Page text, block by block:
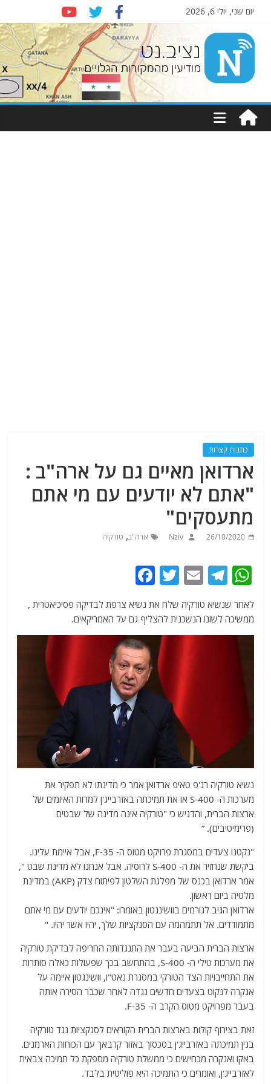
יום שני, יולי 6, 2026
Nziv.net
מודיעין
מהמקורות
כתבות קצרות
ארדואן מאיים גם על ארה"ב :
"אתם לא יודעים עם מי אתם
מתעסקים"
26/10/2020
Nziv ארה"ב, טורקיה
W
at
s
T
e
g
E
m
ai
l
T
itt
er
c
e
b
o
o
k
לאחר שנשיא טורקיה שלח את נשיא צרפת לבדיקה פסיכיאטרית ,
ממשיכה לשונו הנשכנית להצליף גם על האמריקאים.
נשיא טורקיה רג'פ טאיפ ארדואן אמר כי מדינתו לא תפקיר את
מערכות ה- S-400 או את תמיכתה באזרבייג'ן למרות האיומים של
ארצות הברית, והדגיש כי "טורקיה אינה מדינה של שבטים
(פרימיטיבים). ”
"נקטנו צעדים במסגרת פרויקט מטוס ה- F-35, אבל איימת עלינו.
ביקשת שנחזיר את ה- S-400 לרוסיה. אבל אנחנו לא מדינת שבט ",
אמר ארדואן בכנס של מפלגת השלטון לפיתוח צדק (AKP) במדינת
מלטיה ביום ראשון.
ארדואן הגיב לגורמים בוושינגטון באומרו: "אינכם יודעים עם מי אתם
מתמודדים. אל תתמהמה עם הסנקציות שלך, יהיו אשר יהיו. "
ארצות הברית הביעה בעבר את התנגדותה החריפה לבדיקת טורקיה
את מערכות טילי ה- S-400, בהתחשב בכך שפעולות כאלה סותרות
את התחייבויות הצד הטורקי במסגרת נאט"ו, וושינגטון איימה על
אנקרה לנקוט בצעדים חדשים נגדה לאחר שכבר הסירה אותה
בעבר מפרויקט מטוס הקרב ה- F-35.
זאת בצירוף קולות בארצות הברית הקוראים לסנקציות נגד טורקיה
בגין תמיכתה באזרבייג'ן בסכסוך באזור קרבאך עם הכוחות הארמנים.
באקו ואנקרה מכחישים כי ממשלת טורקיה מספקת כל תמיכה צבאית
לאזרבייג'ן, ואומרים כי התמיכה היא פוליטית בלבד.